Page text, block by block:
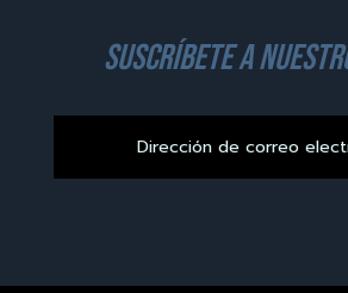
suscríbete a